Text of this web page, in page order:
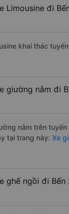
Limousine đi
khai thác
giường nằm đi
nằm trên
tại trang này: Xe
ghế ngồi đi